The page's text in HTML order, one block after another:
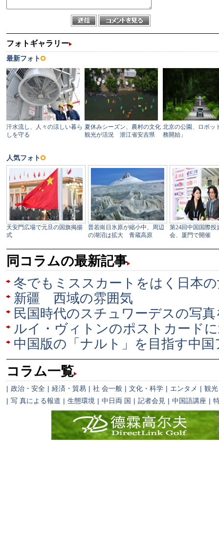
同コラムの最新記事
冬でもミススカートをはく日本
新疆 西域の雰囲気
民国時代のスチュワーデスの写
ルイ・ヴィトンのポストカード
中国版の「ナルト」を目指す中
コラム一覧
| 政治・安全 | 経済・貿易 | 社 会一般 | 文化・科学 | エンタメ | 観光
| 写 真による報道 | 生態環境 | 中日両 国 | 記者会見 | 中国語講座 |